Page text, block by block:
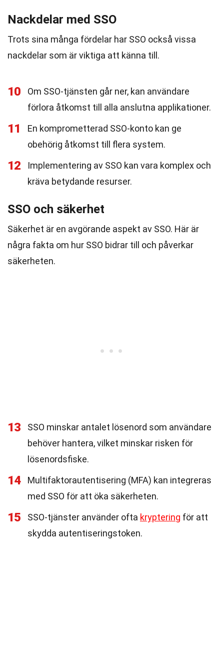
Nackdelar med SSO
Trots sina många fördelar har SSO också vissa
nackdelar som är viktiga att känna till.
10
Om SSO-tjänsten går ner, kan användare
förlora åtkomst till alla anslutna applikationer.
11
En komprometterad SSO-konto kan ge
obehörig åtkomst till flera system.
12
Implementering av SSO kan vara komplex och
kräva betydande resurser.
SSO och säkerhet
Säkerhet är en avgörande aspekt av SSO. Här är
några fakta om hur SSO bidrar till och påverkar
säkerheten.
13
SSO minskar antalet lösenord som användare
behöver hantera, vilket minskar risken för
lösenordsfiske.
14
Multifaktorautentisering (MFA) kan integreras
med SSO för att öka säkerheten.
15 SSO-tjänster använder ofta kryptering för att
skydda autentiseringstoken.